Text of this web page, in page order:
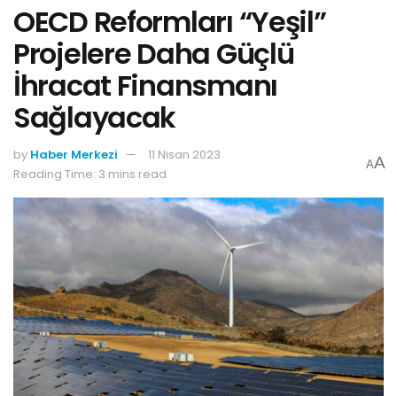
OECD Reformları “Yeşil”
Projelere Daha Güçlü
İhracat Finansmanı
Sağlayacak
by Haber Merkezi
11 Nisan 2023
Reading Time: 3 mins read
AA